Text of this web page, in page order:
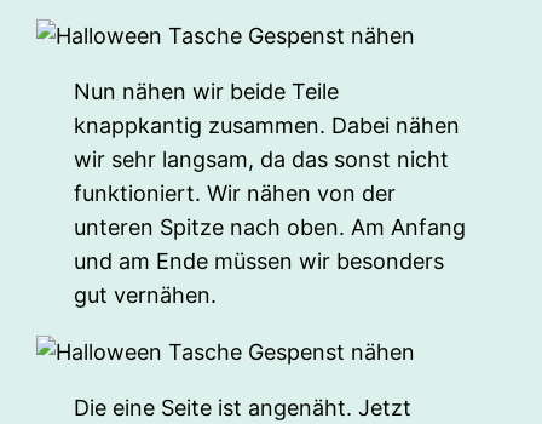
Nun nähen wir beide Teile
knappkantig zusammen. Dabei nähen
wir sehr langsam, da das sonst nicht
funktioniert. Wir nähen von der
unteren Spitze nach oben. Am Anfang
und am Ende müssen wir besonders
gut vernähen.
Die eine Seite ist angenäht. Jetzt